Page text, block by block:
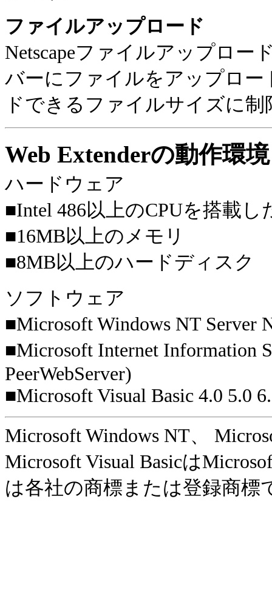
ファイルアップロード
Netscapeファイルアップロ
バーにファイルをアップロ
ドできるファイルサイズに
Web Extenderの動作環境
ハードウェア
■Intel 486以上のCPUを搭載
■16MB以上のメモリ
■8MB以上のハードディスク
ソフトウェア
■Microsoft Windows NT Server
■Microsoft Internet Information
PeerWebServer)
■Microsoft Visual Basic 4.0 5.0
Microsoft Windows NT、
Microsoft Visual Basicは
は各社の商標または登録商標